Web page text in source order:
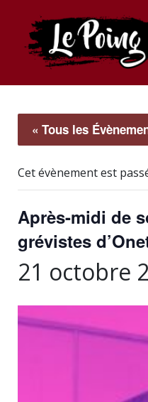
« Tous les
Cet évènement est
Après-midi de
grévistes
21 octobre